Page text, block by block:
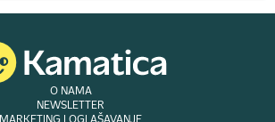
O NAMA
NEWSLETTER